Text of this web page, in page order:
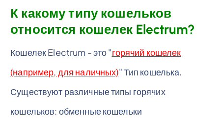
К какому типу кошельков
относится кошелек Electrum?
Кошелек Electrum - это "горячий кошелек
(например, для наличных)" Тип кошелька.
Существуют различные типы горячих
кошельков: обменные кошельки